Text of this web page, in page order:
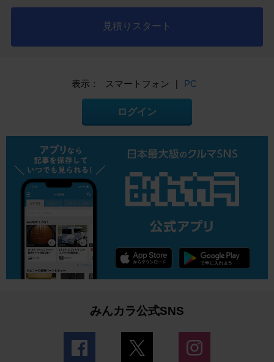
見積りスタート
表示： スマートフォン | PC
ログイン
みんカラ公式SNS